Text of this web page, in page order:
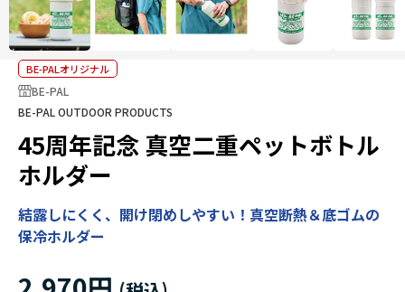
BE-PALオリジナル
BE-PAL
BE-PAL OUTDOOR PRODUCTS
45周年記念 真空二重ペットボトル
ホルダー
結露しにくく、開け閉めしやすい！真空断熱＆底ゴムの
保冷ホルダー